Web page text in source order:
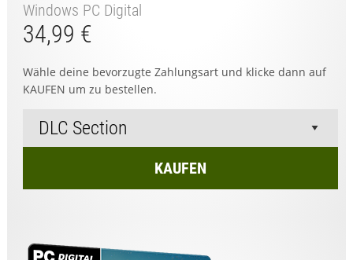
Windows PC Digital
34,99 €
Wähle deine bevorzugte Zahlungsart und klicke dann auf
KAUFEN um zu bestellen.
KAUFEN